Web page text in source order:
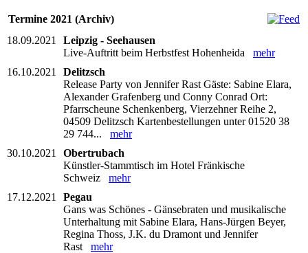
Termine 2021 (Archiv)
18.09.2021
Leipzig - Seehausen
Live-Auftritt beim Herbstfest Hohenheida mehr
16.10.2021
Delitzsch
Release Party von Jennifer Rast Gäste: Sabine Elara,
Alexander Grafenberg und Conny Conrad Ort:
Pfarrscheune Schenkenberg, Vierzehner Reihe 2,
04509 Delitzsch Kartenbestellungen unter 01520 38
29 744... mehr
30.10.2021
Obertrubach
Künstler-Stammtisch im Hotel Fränkische
Schweiz mehr
17.12.2021
Pegau
Gans was Schönes - Gänsebraten und musikalische
Unterhaltung mit Sabine Elara, Hans-Jürgen Beyer,
Regina Thoss, J.K. du Dramont und Jennifer
Rast mehr